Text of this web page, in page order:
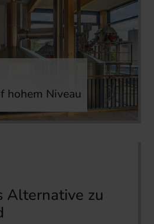
hohem Niveau
Alternative zu